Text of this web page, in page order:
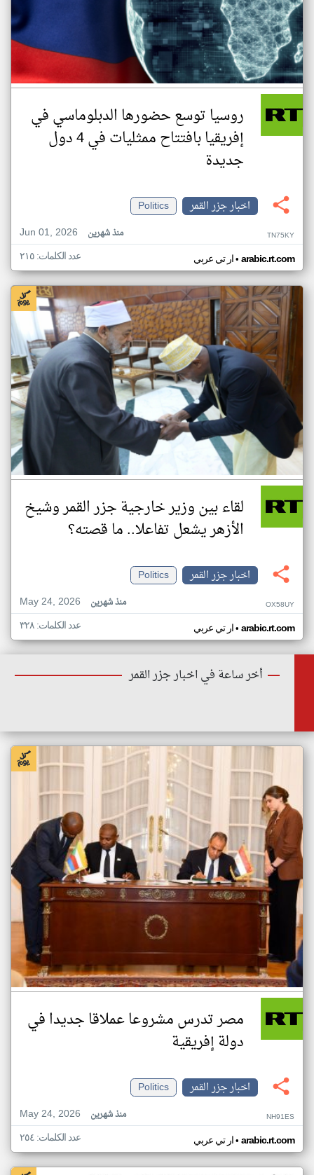
روسيا توسع حضورها الدبلوماسي في
إفريقيا بافتتاح ممثليات في 4 دول
جديدة
اخبار جزر القمر
Politics
Jun 01, 2026
منذ شهرين TN75KY
ار تي عربي• arabic.rt.com عدد الكلمات: ٢١٥
لقاء بين وزير خارجية جزر القمر وشيخ
الأزهر يشعل تفاعلا.. ما قصته؟
اخبار جزر القمر
Politics
May 24, 2026
منذ شهرين OX58UY
ار تي عربي• arabic.rt.com عدد الكلمات: ٣٢٨
أخر ساعة في اخبار جزر القمر
مصر تدرس مشروعا عملاقا جديدا في
دولة إفريقية
اخبار جزر القمر
Politics
May 24, 2026
منذ شهرين NH91ES
ار تي عربي• arabic.rt.com عدد الكلمات: ٢٥٤